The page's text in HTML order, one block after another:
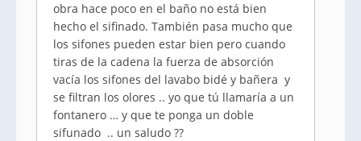
obra hace poco en el baño no está bien
hecho el sifinado. También pasa mucho que
los sifones pueden estar bien pero cuando
tiras de la cadena la fuerza de absorción
vacía los sifones del lavabo bidé y bañera y
se filtran los olores .. yo que tú llamaría a un
fontanero … y que te ponga un doble
sifunado .. un saludo ??